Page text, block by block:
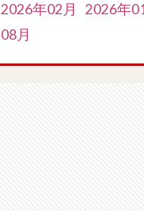
2026年02月 2026年
月